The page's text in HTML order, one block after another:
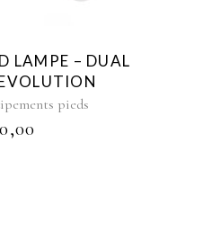
LAMPE – DUAL
pieds